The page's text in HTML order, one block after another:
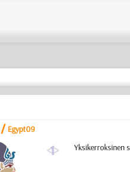
/ Egypt09
a Yksikerroksinen